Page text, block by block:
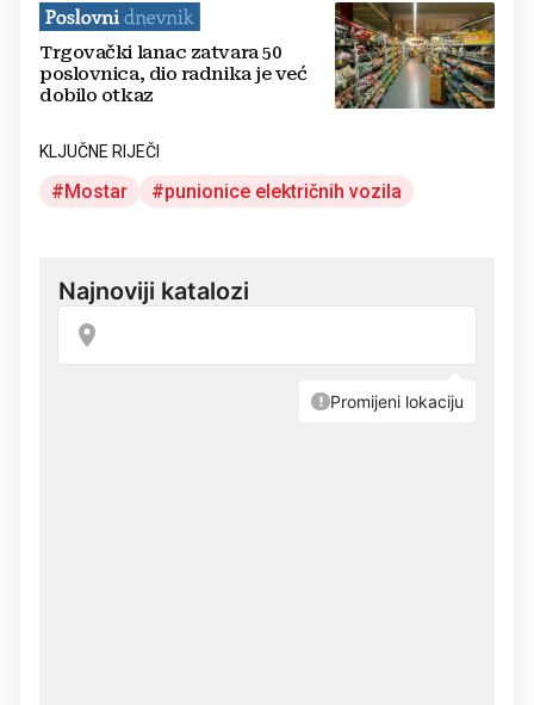
Trgovački lanac zatvara 50
poslovnica, dio radnika je već
dobilo otkaz
KLJUČNE RIJEČI
Mostar punionice električnih vozila